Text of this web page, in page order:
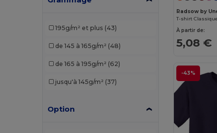
Roly Sport
195g/m² et plus (43)
de 145 à 165g/m² (48)
de 165 à 195g/m² (62)
jusqu'à 145g/m² (37)
Option
Radsow by
T-shirt
À partir de:
5,08 €
-43%